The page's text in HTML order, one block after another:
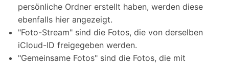
persönliche Ordner erstellt haben, werden diese
ebenfalls hier angezeigt.
"Foto-Stream" sind die Fotos, die von derselben
iCloud-ID freigegeben werden.
"Gemeinsame Fotos" sind die Fotos, die mit